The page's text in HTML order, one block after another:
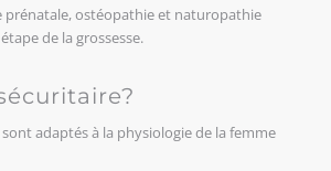
prénatale, ostéopathie et naturopathie
de la grossesse.
adaptés à la physiologie de la femme